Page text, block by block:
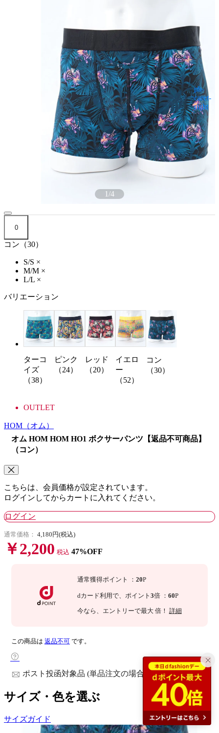
1/4
0
コン（30）
S/S ×
M/M ×
L/L ×
バリエーション
ターコ
イズ
（38）
ピンク
（24）
レッド
（20）
イエロ
ー
（52）
コン
（30）
OUTLET
HOM （オム）
オム HOM HOM HO1 ボクサーパンツ【返品不可商品】
（コン）
こちらは、会員価格が設定されています。
ログインしてからカートに入れてください。
ログイン
通常価格： 4,180円(税込)
￥2,200 税込 47%OFF
通常獲得ポイント ： 20P
dカード利用で、 ポイント 3倍 ： 60P
今なら 、エントリーで最大 倍！ 詳細
この商品は 返品不可 です。
ポスト投函対象品 (単品注文の場合)
サイズ・色を選ぶ
サイズガイド